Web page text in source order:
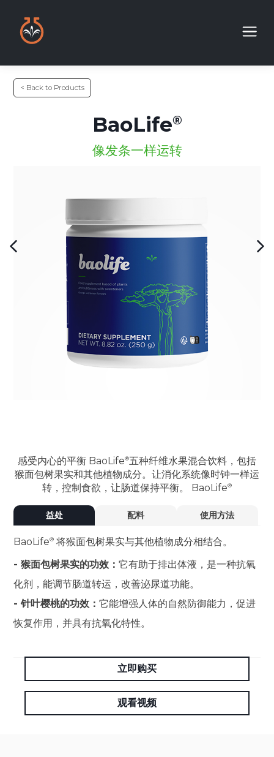
< Back to Products
BaoLife
像发条一样运转
感受内心的平衡 BaoLife 五种纤维水果混合饮料，包括
猴面包树果实和其他植物成分。让消化系统像时钟一样运
转，控制食欲，让肠道保持平衡。
BaoLife
益处 配料 使用方法
BaoLife 将猴面包树果实与其他植物成分相结合。
- 猴面包树果实的功效：它有助于排出体液，是一种抗氧
化剂，能调节肠道转运，改善泌尿道功能。
- 针叶樱桃的功效：它能增强人体的自然防御能力，促进
恢复作用，并具有抗氧化特性。
立即购买
观看视频